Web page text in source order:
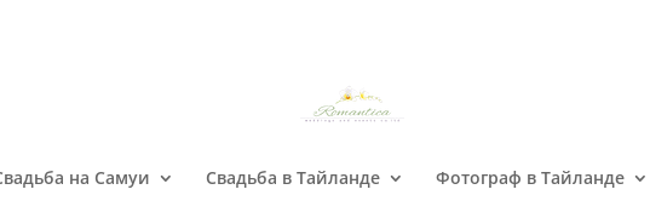
на Самуи Свадьба в Тайланде Фотограф в Тайланде